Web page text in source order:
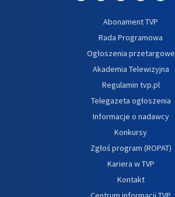
Abonament TVP
Rada Programowa
Ogłoszenia przetargowe
Akademia Telewizyjna
Regulamin tvp.pl
Telegazeta ogłoszenia
Informacje o nadawcy
Konkursy
Zgłoś program (ROPAT)
Kariera w TVP
Kontakt